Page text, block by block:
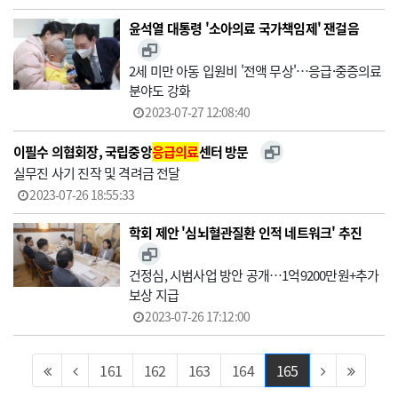
윤석열 대통령 '소아의료 국가책임제' 잰걸음
2세 미만 아동 입원비 '전액 무상'…응급·중증의료
분야도 강화
2023-07-27 12:08:40
이필수 의협회장, 국립중앙응급의료센터 방문
실무진 사기 진작 및 격려금 전달
2023-07-26 18:55:33
학회 제안 '심뇌혈관질환 인적 네트워크' 추진
건정심, 시범사업 방안 공개…1억9200만원+추가
보상 지급
2023-07-26 17:12:00
161 162 163 164 165